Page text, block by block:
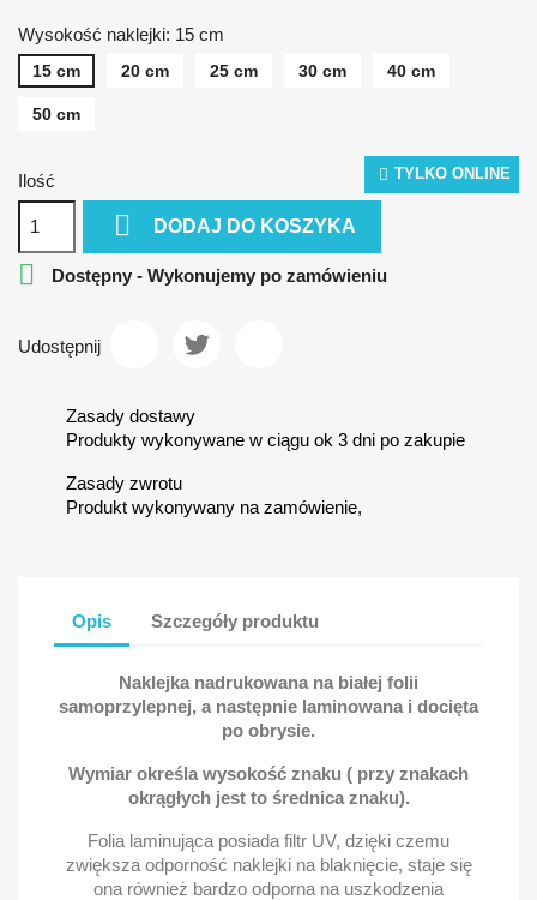
TYLKO ONLINE
Wysokość naklejki: 15 cm
15 cm 20 cm 25 cm 30 cm 40 cm
50 cm
Ilość
 DODAJ DO KOSZYKA
 Dostępny - Wykonujemy po zamówieniu
Udostępnij
Zasady dostawy
Produkty wykonywane w ciągu ok 3 dni po zakupie
Zasady zwrotu
Produkt wykonywany na zamówienie,
Opis Szczegóły produktu
Naklejka nadrukowana na białej folii
samoprzylepnej, a następnie laminowana i docięta
po obrysie.
Wymiar określa wysokość znaku ( przy znakach
okrągłych jest to średnica znaku).
Folia laminująca posiada filtr UV, dzięki czemu
zwiększa odporność naklejki na blaknięcie, staje się
ona również bardzo odporna na uszkodzenia